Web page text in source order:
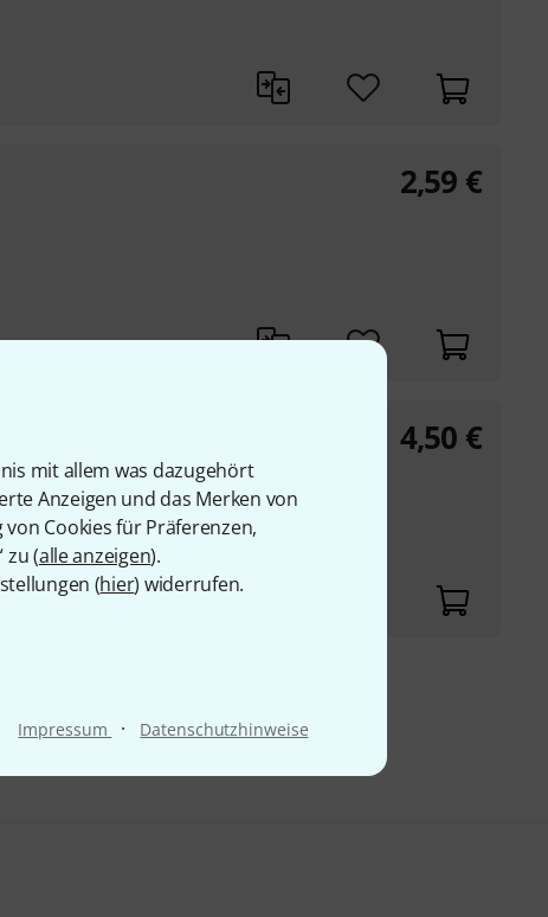
mit allem was dazugehört
Anzeigen und das Merken von
Cookies für Präferenzen,
zu (alle anzeigen).
(hier) widerrufen.
Impressum · Datenschutzhinweise
2,59 €
4,50 €